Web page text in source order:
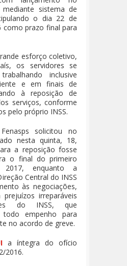
mediante sistema de
o dia 22 de
como prazo final para
esforço coletivo,
os servidores se
inclusive
e em finais de
à reposição de
serviços, conforme
pelo próprio INSS.
solicitou no
nesta quinta, 18,
a reposição fosse
o final do primeiro
2017, enquanto a
Central do INSS
às negociações,
irreparáveis
do INSS, que
todo empenho para
no acordo de greve.
a íntegra do ofício
2016.